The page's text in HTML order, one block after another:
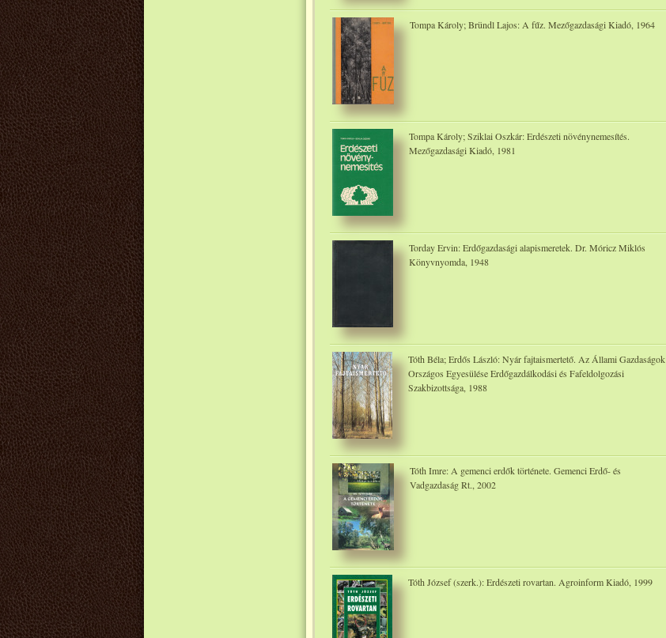
Tompa Károly; Bründl Lajos: A fűz. Mezőgazdasági Kiadó, 1964
Tompa Károly; Sziklai Oszkár: Erdészeti növénynemesítés.
Mezőgazdasági Kiadó, 1981
Torday Ervin: Erdőgazdasági alapismeretek. Dr. Móricz Miklós
Könyvnyomda, 1948
Tóth Béla; Erdős László: Nyár fajtaismertető. Az Állami Gazdaságok
Országos Egyesülése Erdőgazdálkodási és Fafeldolgozási
Szakbizottsága, 1988
Tóth Imre: A gemenci erdők története. Gemenci Erdő- és
Vadgazdaság Rt., 2002
Tóth József (szerk.): Erdészeti rovartan. Agroinform Kiadó, 1999